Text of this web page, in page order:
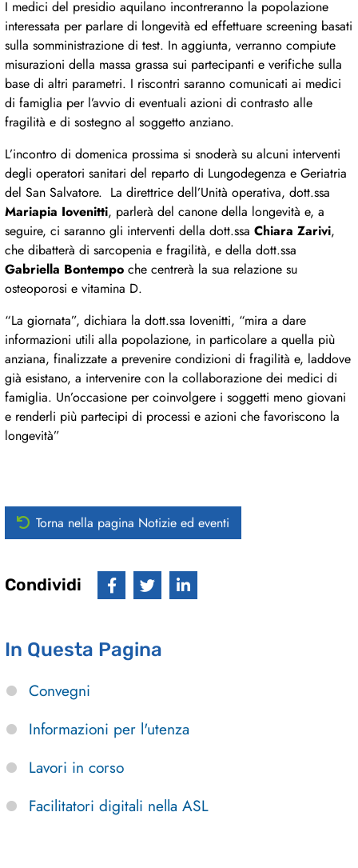
I medici del presidio aquilano incontreranno la popolazione
interessata per parlare di longevità ed effettuare screening basati
sulla somministrazione di test. In aggiunta, verranno compiute
misurazioni della massa grassa sui partecipanti e verifiche sulla
base di altri parametri. I riscontri saranno comunicati ai medici
di famiglia per l’avvio di eventuali azioni di contrasto alle
fragilità e di sostegno al soggetto anziano.
L’incontro di domenica prossima si snoderà su alcuni interventi
degli operatori sanitari del reparto di Lungodegenza e Geriatria
del San Salvatore. La direttrice dell’Unità operativa, dott.ssa
Mariapia Iovenitti, parlerà del canone della longevità e, a
seguire, ci saranno gli interventi della dott.ssa Chiara Zarivi,
che dibatterà di sarcopenia e fragilità, e della dott.ssa
Gabriella Bontempo che centrerà la sua relazione su
osteoporosi e vitamina D.
“La giornata”, dichiara la dott.ssa Iovenitti, “mira a dare
informazioni utili alla popolazione, in particolare a quella più
anziana, finalizzate a prevenire condizioni di fragilità e, laddove
già esistano, a intervenire con la collaborazione dei medici di
famiglia. Un’occasione per coinvolgere i soggetti meno giovani
e renderli più partecipi di processi e azioni che favoriscono la
longevità”
Torna nella pagina Notizie ed eventi
Condividi
In Questa Pagina
Convegni
Informazioni per l'utenza
Lavori in corso
Facilitatori digitali nella ASL